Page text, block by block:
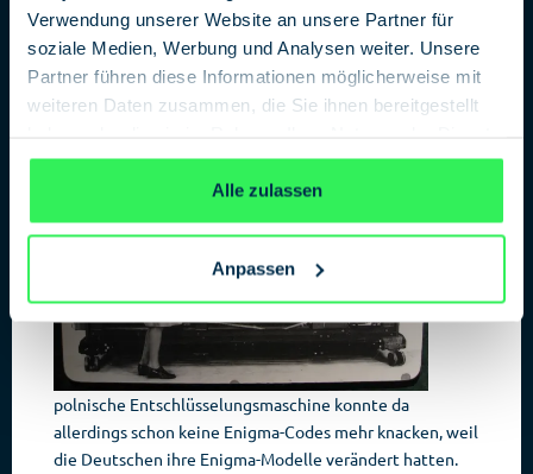
Verwendung unserer Website an unsere Partner für
soziale Medien, Werbung und Analysen weiter. Unsere
Partner führen diese Informationen möglicherweise mit
weiteren Daten zusammen, die Sie ihnen bereitgestellt
gesammelt haben.Datenschutzerklärung
Alle zulassen
Anpassen
Entschlüsselungsmaschine. Nach der Besetzung Polens
1939 übergaben die Polen ihre Erkenntnisse an
Frankreich und Großbritannien.
Die
polnische Entschlüsselungsmaschine konnte da
allerdings schon keine Enigma-Codes mehr knacken, weil
die Deutschen ihre Enigma-Modelle verändert hatten.